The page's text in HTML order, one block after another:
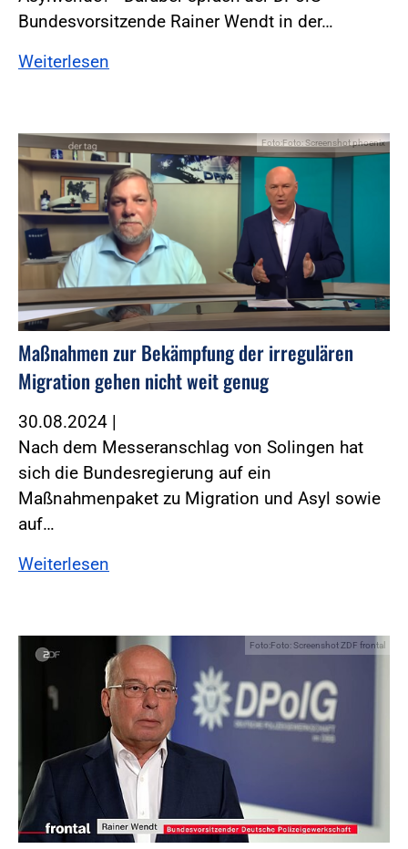
Bundesvorsitzende Rainer Wendt in der…
Weiterlesen
Foto:Foto: Screenshot phoenix
Maßnahmen zur Bekämpfung der irregulären
Migration gehen nicht weit genug
30.08.2024 |
Nach dem Messeranschlag von Solingen hat
sich die Bundesregierung auf ein
Maßnahmenpaket zu Migration und Asyl sowie
auf…
Weiterlesen
Foto:Foto: Screenshot ZDF frontal